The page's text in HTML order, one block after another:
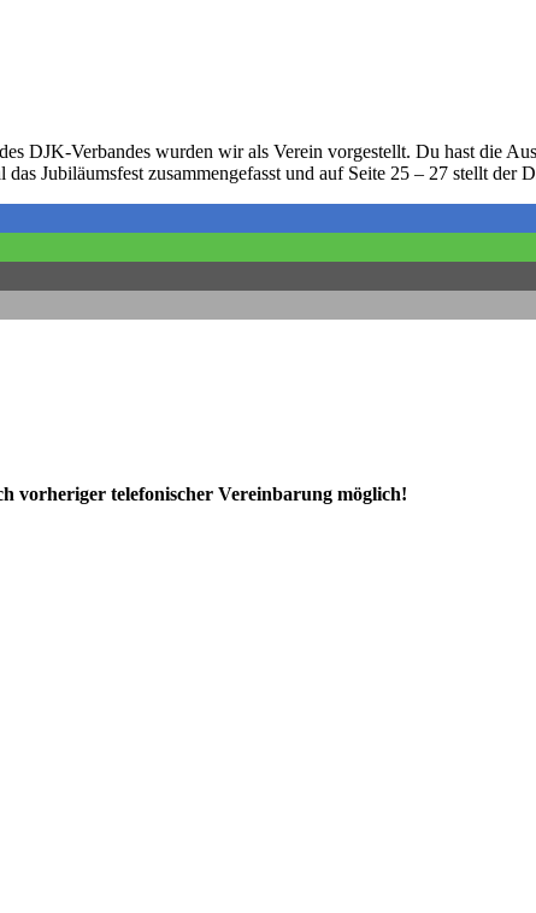
DJK-Verbandes wurden wir als Verein vorgestellt. Du hast die
Jubiläumsfest zusammengefasst und auf Seite 25 – 27 stellt
vorheriger telefonischer Vereinbarung möglich!